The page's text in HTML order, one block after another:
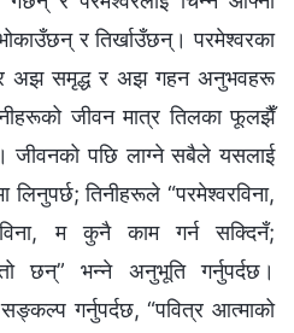
र तिर्खाउँछन्। परमेश्‍वरका
अझ समृद्ध र अझ गहन अनुभवहरू
जीवन मात्र तिलका फूलझैँ
पछि लाग्ने सबैले यसलाई
तिनीहरूले “परमेश्‍वरविना,
म कुनै काम गर्न सक्दिनँ;
छन्” भन्‍ने अनुभूति गर्नुपर्दछ।
गर्नुपर्दछ, “पवित्र आत्माको